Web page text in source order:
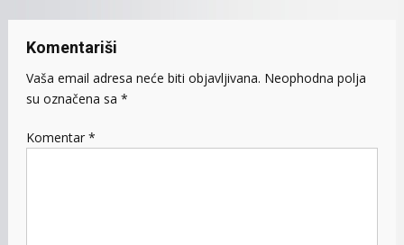
Komentariši
Vaša email adresa neće biti objavljivana. Neophodna polja
su označena sa *
Komentar *